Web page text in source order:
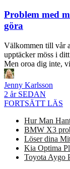
Problem med
göra
Välkommen till vår
upptäcker möss i
Men oroa dig inte,
Jenny Karlsson
2 år SEDAN
FORTSÄTT LÄS
Hur Man
BMW X3
Löser dina
Kia Optima
Toyota Aygo